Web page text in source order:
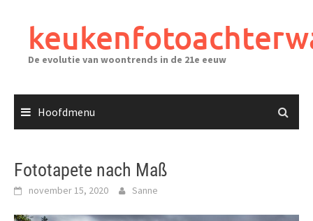
inhoudDe evolutie van woontrends in de 21e eeuw
Hoofdmenu
Fototapete nach Maß
november 15, 2020 Sanne